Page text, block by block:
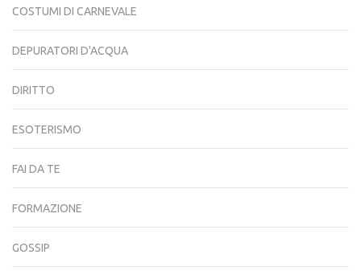
COSTUMI DI CARNEVALE
DEPURATORI D'ACQUA
DIRITTO
ESOTERISMO
FAI DA TE
FORMAZIONE
GOSSIP